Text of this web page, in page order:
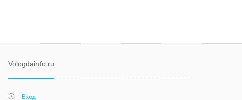
Vologdainfo.ru
Вход